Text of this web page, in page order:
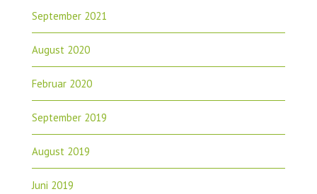
September 2021
August 2020
Februar 2020
September 2019
August 2019
Juni 2019